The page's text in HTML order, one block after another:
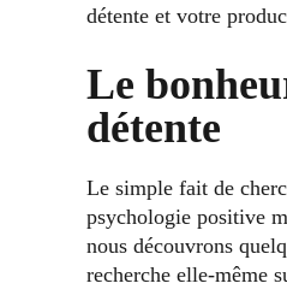
détente et votre
Le
détente
Le simple fait de
psychologie positive
nous découvrons
recherche elle-même